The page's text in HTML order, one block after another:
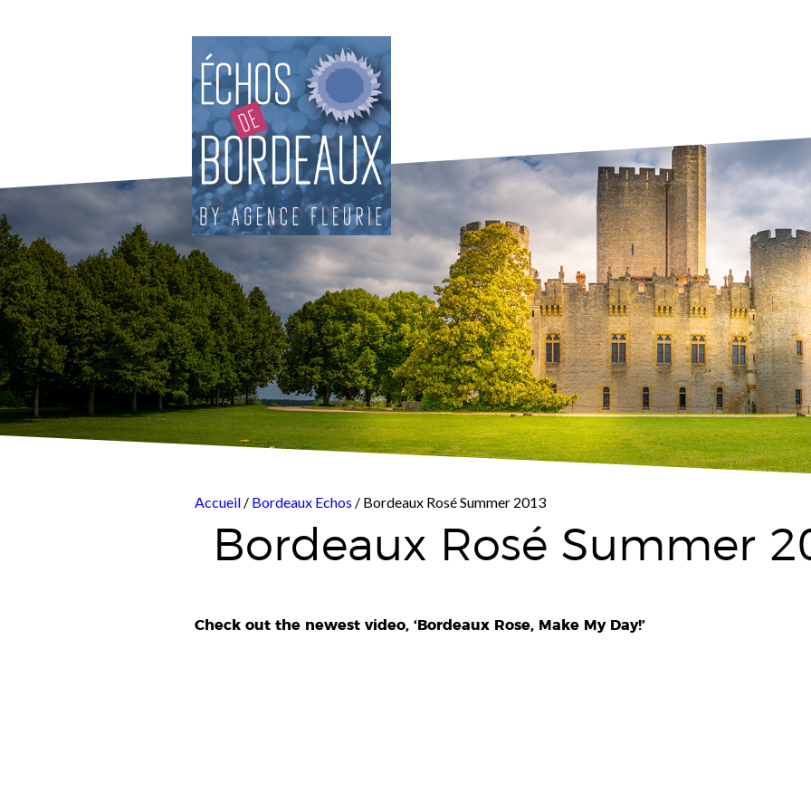
Accueil / Bordeaux Echos / Bordeaux Rosé Summer 2013
Bordeaux Rosé Summer
Check out the newest video, ‘Bordeaux Rose, Make My Day!’